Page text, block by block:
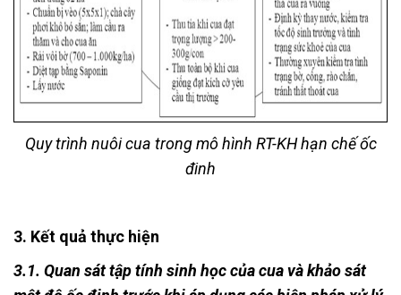
Quy trình nuôi cua trong mô hình RT-KH hạn chế ốc
đinh
3. Kết quả thực hiện
3.1. Quan sát tập tính sinh học của cua và khảo sát